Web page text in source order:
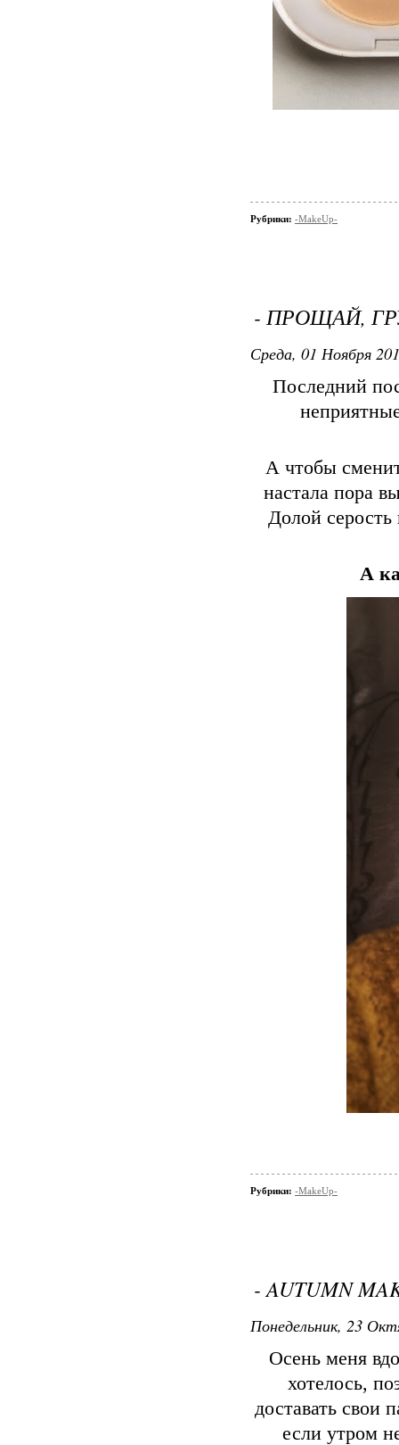
Рубрики: -MakeUp-
- ПРОЩАЙ,
Среда, 01 Ноября
Последний
А чтобы
настала пора
Долой
А
Рубрики: -MakeUp-
- AUTUMN
Понедельник, 23
Осень меня
хотелось,
доставать свои
если утром